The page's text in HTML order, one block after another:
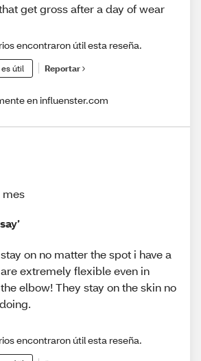
get gross after a day of wear
encontraron útil esta reseña.
es útil Reportar
en influenster.com
mes
on no matter the spot i have a
extremely flexible even in
elbow! They stay on the skin no
encontraron útil esta reseña.